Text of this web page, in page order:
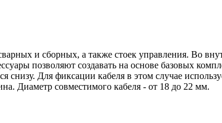
и сборных, а также стоек управления. Во
позволяют создавать на основе базовых
снизу. Для фиксации кабеля в этом случае
Диаметр совместимого кабеля - от 18 до 22 мм.